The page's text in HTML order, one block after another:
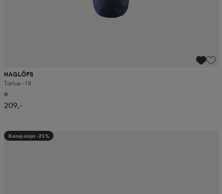
HAGLÖFS
Tarius -18
209,-
Kampanja -25%